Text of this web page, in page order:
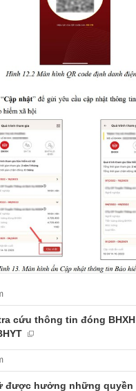
cứu thông tin đóng BHXH
được hưởng những quyền